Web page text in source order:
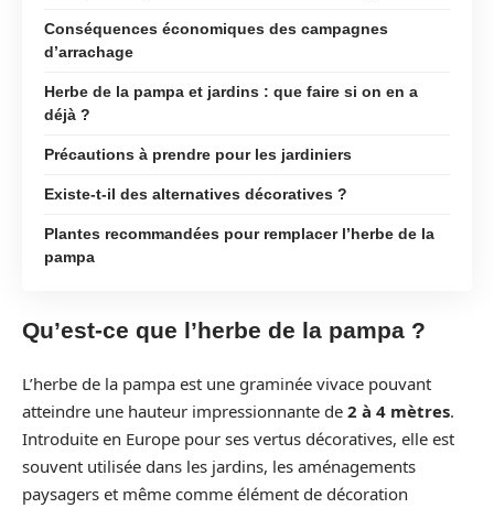
Conséquences économiques des campagnes
d’arrachage
Herbe de la pampa et jardins : que faire si on en a
déjà ?
Précautions à prendre pour les jardiniers
Existe-t-il des alternatives décoratives ?
Plantes recommandées pour remplacer l’herbe de la
pampa
Qu’est-ce que l’herbe de la pampa ?
L’herbe de la pampa est une graminée vivace pouvant
atteindre une hauteur impressionnante de 2 à 4 mètres.
Introduite en Europe pour ses vertus décoratives, elle est
souvent utilisée dans les jardins, les aménagements
paysagers et même comme élément de décoration